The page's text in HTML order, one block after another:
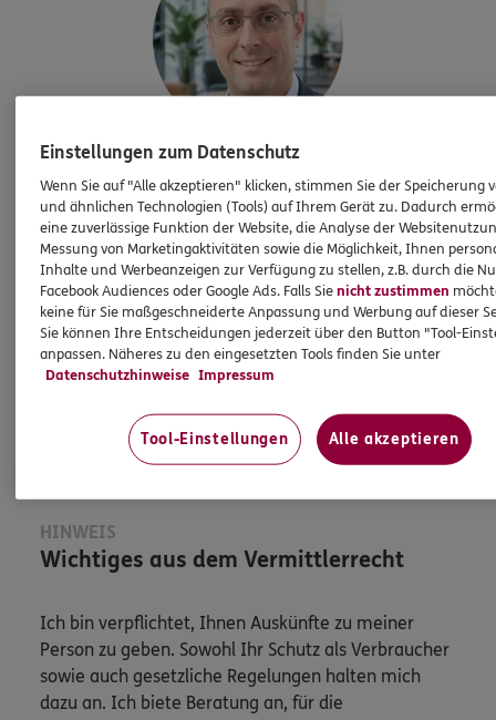
Geschäftsstellenleiter
Tel: 06283/5099653
michael.bundschuh@ergo.de
Mobil: 0151/54640093
Mehr
HINWEIS
Wichtiges aus dem Vermittlerrecht
Ich bin verpflichtet, Ihnen Auskünfte zu meiner
Person zu geben. Sowohl Ihr Schutz als Verbraucher
sowie auch gesetzliche Regelungen halten mich
dazu an. Ich biete Beratung an, für die
Einstellungen zum Datenschutz
Wenn Sie auf "Alle akzeptieren" klicken, stimmen Sie der Speicherung
und ähnlichen Technologien (Tools) auf Ihrem Gerät zu. Dadurch
eine zuverlässige Funktion der Website, die Analyse der
Messung von Marketingaktivitäten sowie die Möglichkeit, Ihnen
Inhalte und Werbeanzeigen zur Verfügung zu stellen, z.B. durch die
Facebook Audiences oder Google Ads. Falls Sienicht zustimmen
keine für Sie maßgeschneiderte Anpassung und Werbung auf dieser
Sie können Ihre Entscheidungen jederzeit über den Button "Tool-
anpassen. Näheres zu den eingesetzten Tools finden Sie unter
Datenschutzhinweise Impressum
Tool-Einstellungen Alle akzeptieren